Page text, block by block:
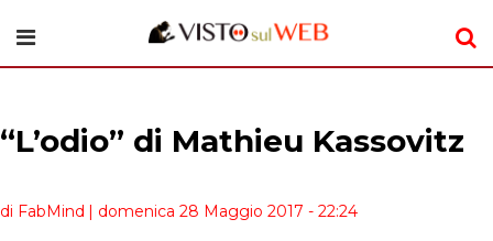
“L’odio” di Mathieu Kassovitz
di FabMind | domenica 28 Maggio 2017 - 22:24